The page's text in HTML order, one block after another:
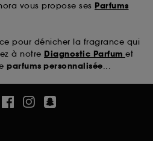
vous propose ses Parfums
pour dénicher la fragrance qui
à notre Diagnostic Parfum et
parfums personnalisée...